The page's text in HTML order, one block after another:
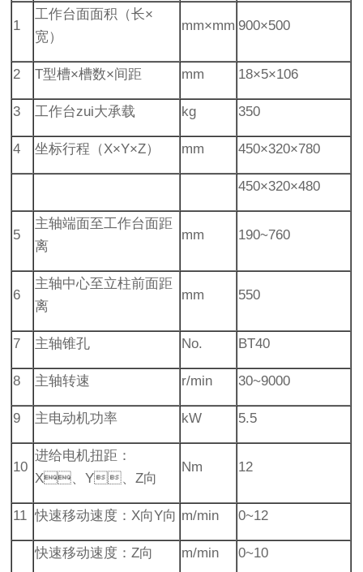
1
工作台面面积（长×
宽）
mm×mm 900×500
2 T型槽×槽数×间距 mm 18×5×106
3 工作台zui大承载 kg 350
4 坐标行程（X×Y×Z） mm 450×320×780
450×320×480
5
主轴端面至工作台面距
离
mm 190~760
6
主轴中心至立柱前面距
离
mm 550
7 主轴锥孔 No. BT40
8 主轴转速 r/min 30~9000
9 主电动机功率 kW 5.5
10
进给电机扭距：
X、Y、Z向
Nm 12
11 快速移动速度：X向Y向 m/min 0~12
快速移动速度：Z向 m/min 0~10